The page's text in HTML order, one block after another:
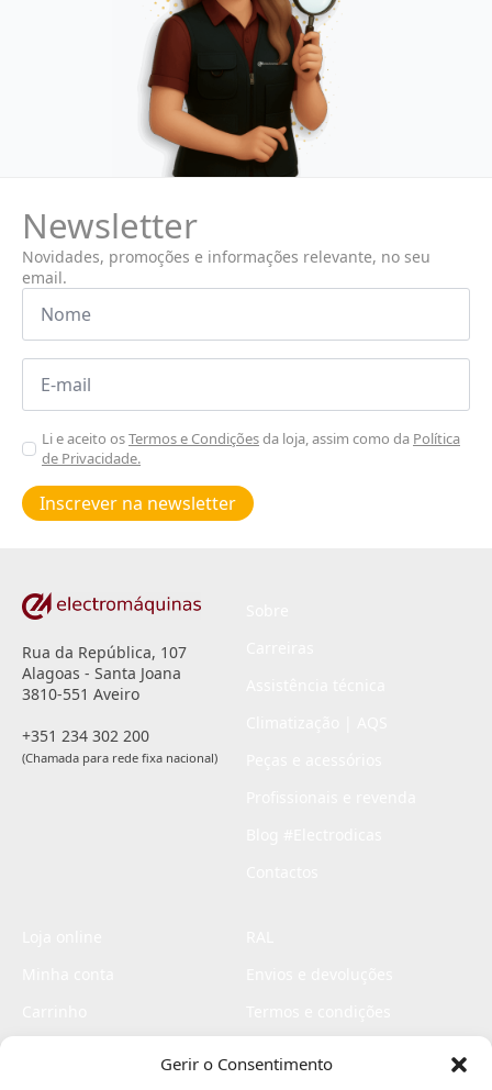
Gerir o Consentimento
Newsletter
Novidades, promoções e informações relevante, no seu
email.
Nome
Email
Aceitar
Poiticas
de
privacidade
Li e aceito osTermos e Condiçõesda loja, assim como da Política
de Privacidade.
Inscrever na newsletter
Rua da República, 107
Alagoas - Santa Joana
3810-551 Aveiro
+351 234 302 200
(Chamada para rede fixa nacional)